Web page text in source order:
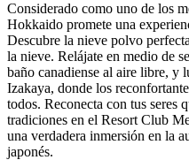
Considerado como uno de los
Hokkaido promete una
Descubre la nieve polvo
la nieve. Relájate en medio de
baño canadiense al aire libre, y
Izakaya, donde los
todos. Reconecta con tus seres
tradiciones en el Resort Club
una verdadera inmersión en la
japonés.